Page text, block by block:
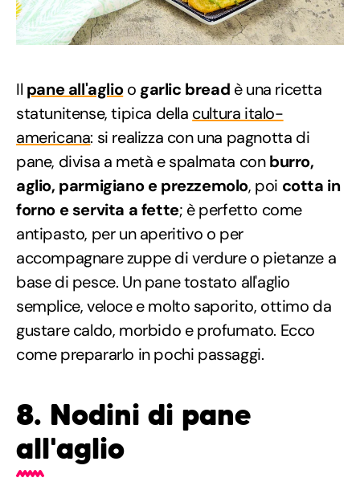
Il pane all'aglio o garlic bread è una ricetta
statunitense, tipica della cultura italo-
americana: si realizza con una pagnotta di
pane, divisa a metà e spalmata conburro,
aglio, parmigiano e prezzemolo, poi cotta in
forno e servita a fette; è perfetto come
antipasto, per un aperitivo o per
accompagnare zuppe di verdure o pietanze a
base di pesce. Un pane tostato all'aglio
semplice, veloce e molto saporito, ottimo da
gustare caldo, morbido e profumato. Ecco
come prepararlo in pochi passaggi.
8. Nodini di pane
all'aglio